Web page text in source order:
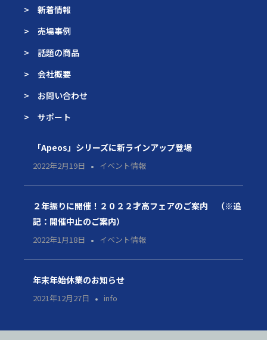
> 新着情報
> 売場事例
> 話題の商品
> 会社概要
> お問い合わせ
> サポート
「Apeos」シリーズに新ラインアップ登場
2022年2月19日 イベント情報
２年振りに開催！２０２２才高フェアのご案内 （※追
記：開催中止のご案内）
2022年1月18日 イベント情報
年末年始休業のお知らせ
2021年12月27日 info